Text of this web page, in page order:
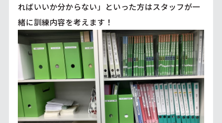
ればいいか分からない」といった方はスタッフが一
緒に訓練内容を考えます！